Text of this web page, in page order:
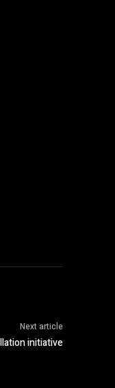
Next article
initiative